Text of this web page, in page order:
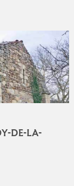
DE-LA-